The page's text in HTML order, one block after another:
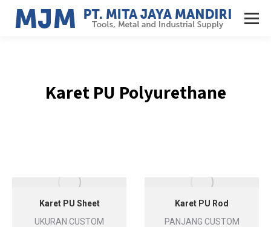
Karet PU Polyurethane
Karet PU Sheet
UKURAN CUSTOM
Karet PU Rod
PANJANG CUSTOM